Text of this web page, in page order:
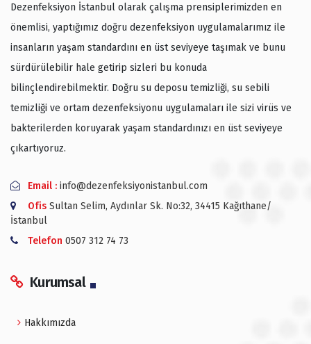
Dezenfeksiyon İstanbul olarak çalışma prensiplerimizden en
önemlisi, yaptığımız doğru dezenfeksiyon uygulamalarımız ile
insanların yaşam standardını en üst seviyeye taşımak ve bunu
sürdürülebilir hale getirip sizleri bu konuda
bilinçlendirebilmektir. Doğru su deposu temizliği, su sebili
temizliği ve ortam dezenfeksiyonu uygulamaları ile sizi virüs ve
bakterilerden koruyarak yaşam standardınızı en üst seviyeye
çıkartıyoruz.
Email : info@dezenfeksiyonistanbul.com
Ofis Sultan Selim, Aydınlar Sk. No:32, 34415 Kağıthane/
İstanbul
Telefon 0507 312 74 73
Kurumsal
Hakkımızda